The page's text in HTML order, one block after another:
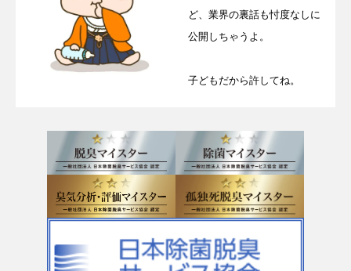
ど、業界の裏話も忖度なしに
公開しちゃうよ。
子どもだから許してね。